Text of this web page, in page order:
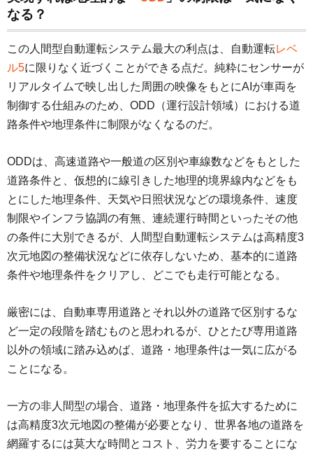
なる？
この人間型自動運転システム最大の利点は、自動運転レベ
ル5に限りなく近づくことができる点だ。純粋にセンサーが
リアルタイムで映し出した周囲の映像をもとにAIが車両を
制御する仕組みのため、ODD（運行設計領域）における道
路条件や地理条件に制限がなくなるのだ。
ODDは、高速道路や一般道の区別や車線数などをもとした
道路条件と、仮想的に線引きした地理的境界線内などをも
とにした地理条件、天気や日照状況などの環境条件、速度
制限やインフラ協調の有無、連続運行時間といったその他
の条件に大別できるが、人間型自動運転システムは高精度3
次元地図の整備状況などに依存しないため、基本的に道路
条件や地理条件をクリアし、どこでも走行可能となる。
厳密には、自動車専用道路とそれ以外の道路で区別するな
ど一定の段階を踏むものと思われるが、ひとたび専用道路
以外の領域に踏み込めば、道路・地理条件は一気に広がる
ことになる。
一方の非人間型の場合、道路・地理条件を拡大するために
は高精度3次元地図の整備が必要となり、世界各地の道路を
網羅するには莫大な時間とコスト、労力を要することにな